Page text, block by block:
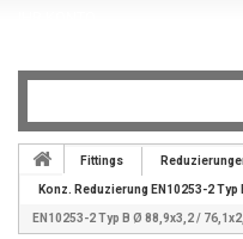
Fittings
Konz. Reduzierung EN10253-2
EN10253-2 Typ B Ø 88,9x3,2 /